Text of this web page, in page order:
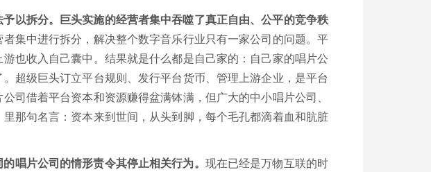
以拆分。巨头实施的经营者集中吞噬了真正自由、公平的竞争秩
集中进行拆分，解决整个数字音乐行业只有一家公司的问题。平
也收入自己囊中。结果就是什么都是自己家的：自己家的唱片公
超级巨头订立平台规则、发行平台货币、管理上游企业，是平台
司借着平台资本和资源赚得盆满钵满，但广大的中小唱片公司、
那句名言：资本来到世间，从头到脚，每个毛孔都滴着血和肮脏
唱片公司的情形责令其停止相关行为。 现在已经是万物互联的时